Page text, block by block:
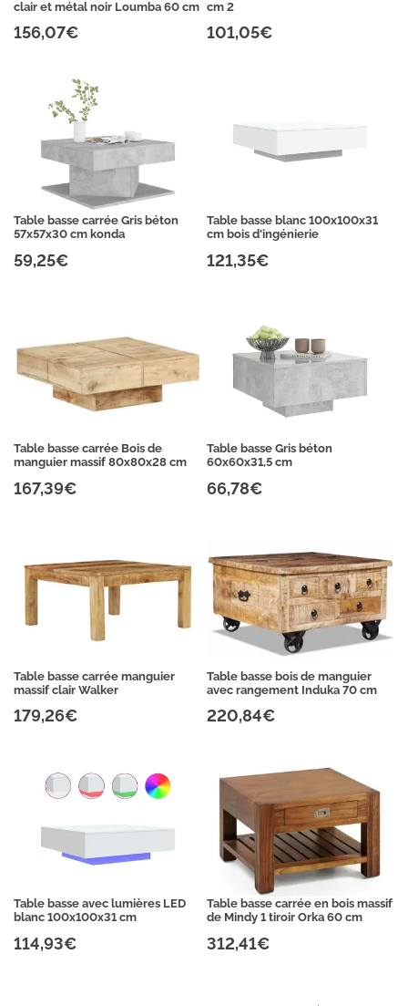
clair et métal noir Loumba 60 cm
156,07€
cm 2
101,05€
Table basse carrée Gris béton
57x57x30 cm konda
59,25€
Table basse blanc 100x100x31
cm bois d'ingénierie
121,35€
Table basse carrée Bois de
manguier massif 80x80x28 cm
167,39€
Table basse Gris béton
60x60x31,5 cm
66,78€
Table basse carrée manguier
massif clair Walker
179,26€
Table basse bois de manguier
avec rangement Induka 70 cm
220,84€
Table basse avec lumières LED
blanc 100x100x31 cm
114,93€
Table basse carrée en bois massif
de Mindy 1 tiroir Orka 60 cm
312,41€